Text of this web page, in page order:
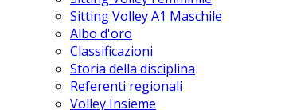
Sitting Volley A1 Maschile
Albo d'oro
Classificazioni
Storia della disciplina
Referenti regionali
Volley Insieme